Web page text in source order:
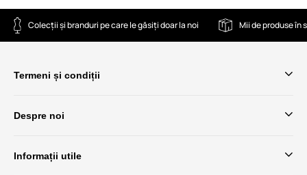
Colecții și branduri pe care le găsiți doar la noi Mii de produse în
Termeni și condiții
Despre noi
Informații utile